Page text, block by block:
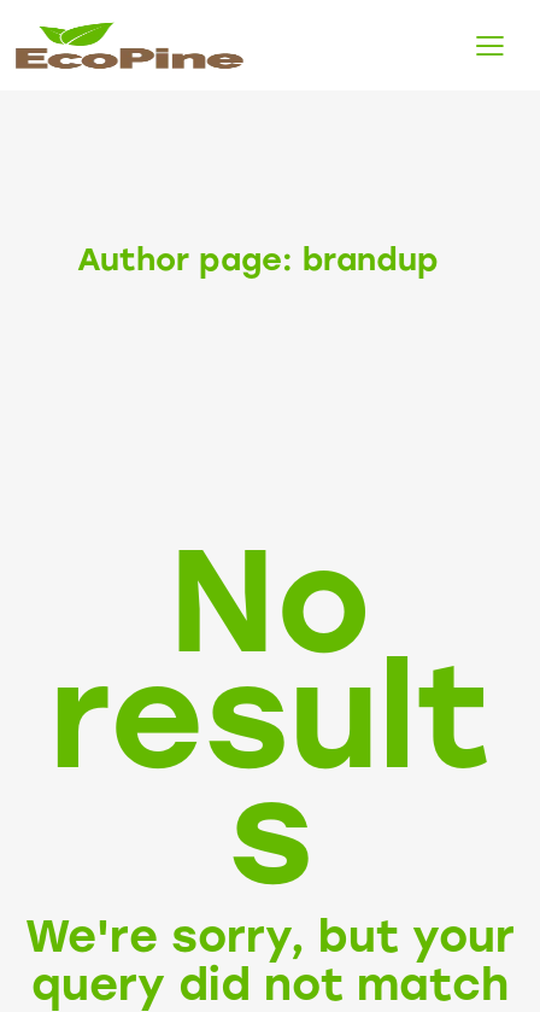
Author page: brandup
No
result
s
We're sorry, but your
query did not match